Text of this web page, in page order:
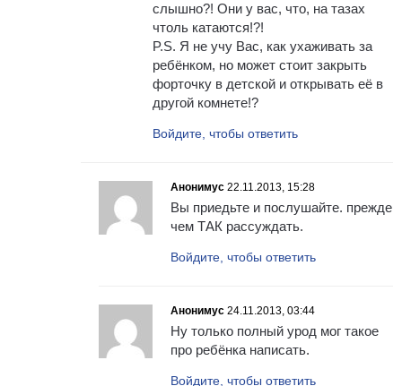
слышно?! Они у вас, что, на тазах
чтоль катаются!?!
P.S. Я не учу Вас, как ухаживать за
ребёнком, но может стоит закрыть
форточку в детской и открывать её в
другой комнете!?
Войдите, чтобы ответить
Анонимус 22.11.2013, 15:28
Вы приедьте и послушайте. прежде
чем ТАК рассуждать.
Войдите, чтобы ответить
Анонимус 24.11.2013, 03:44
Ну только полный урод мог такое
про ребёнка написать.
Войдите, чтобы ответить